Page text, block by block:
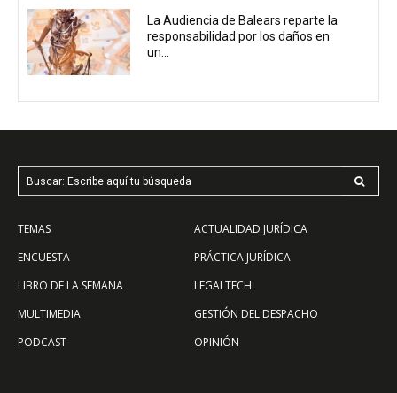
La Audiencia de Balears reparte la
responsabilidad por los daños en
un...
Buscar: Escribe aquí tu búsqueda
TEMAS
ENCUESTA
LIBRO DE LA SEMANA
MULTIMEDIA
PODCAST
ACTUALIDAD JURÍDICA
PRÁCTICA JURÍDICA
LEGALTECH
GESTIÓN DEL DESPACHO
OPINIÓN